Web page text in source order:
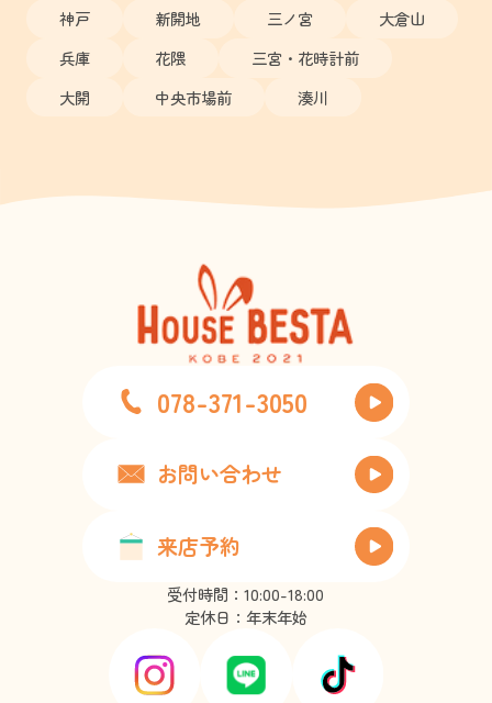
神戸 新開地 三ノ宮
大倉山
兵庫
花隈
三宮・花時計前
大開
中央市場前 湊川
078-371-3050
お問い合わせ
来店予約
受付時間：10:00-18:00
定休日：年末年始